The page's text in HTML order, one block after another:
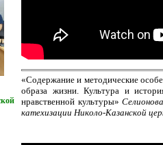
«Содержание и методические
образа жизни. Культура и
нравственной культуры»
катехизации Николо-Казанской